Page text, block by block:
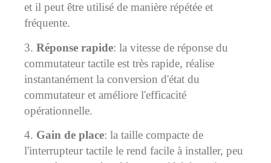
et il peut être utilisé de manière répétée et
fréquente.
3. Réponse rapide: la vitesse de réponse du
commutateur tactile est très rapide, réalise
instantanément la conversion d'état du
commutateur et améliore l'efficacité
opérationnelle.
4. Gain de place: la taille compacte de
l'interrupteur tactile le rend facile à installer, peu